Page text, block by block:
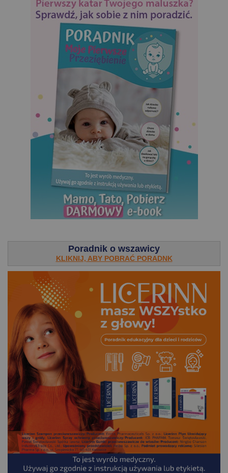
Poradnik o wszawicy
KLIKNIJ, ABY POBRAĆ PORADNK